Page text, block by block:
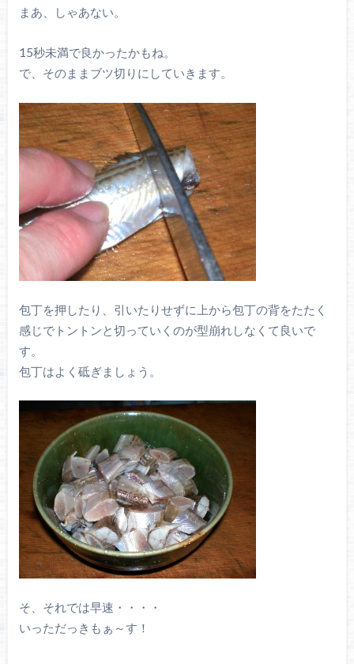
まあ、しゃあない。
15秒未満で良かったかもね。
で、そのままブツ切りにしていきます。
包丁を押したり、引いたりせずに上から包丁の背をたたく
感じでトントンと切っていくのが型崩れしなくて良いで
す。
包丁はよく砥ぎましょう。
そ、それでは早速・・・・
いっただっきもぁ～す！